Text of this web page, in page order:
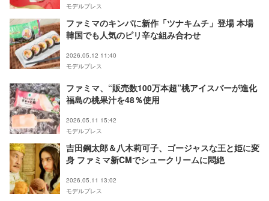
モデルプレス
ファミマのキンパに新作「ツナキムチ」登場 本場
韓国でも人気のピリ辛な組み合わせ
2026.05.12 11:40
モデルプレス
ファミマ、“販売数100万本超”桃アイスバーが進化
福島の桃果汁を48％使用
2026.05.11 15:42
モデルプレス
吉田鋼太郎＆八木莉可子、ゴージャスな王と姫に変
身 ファミマ新CMでシュークリームに悶絶
2026.05.11 13:02
モデルプレス